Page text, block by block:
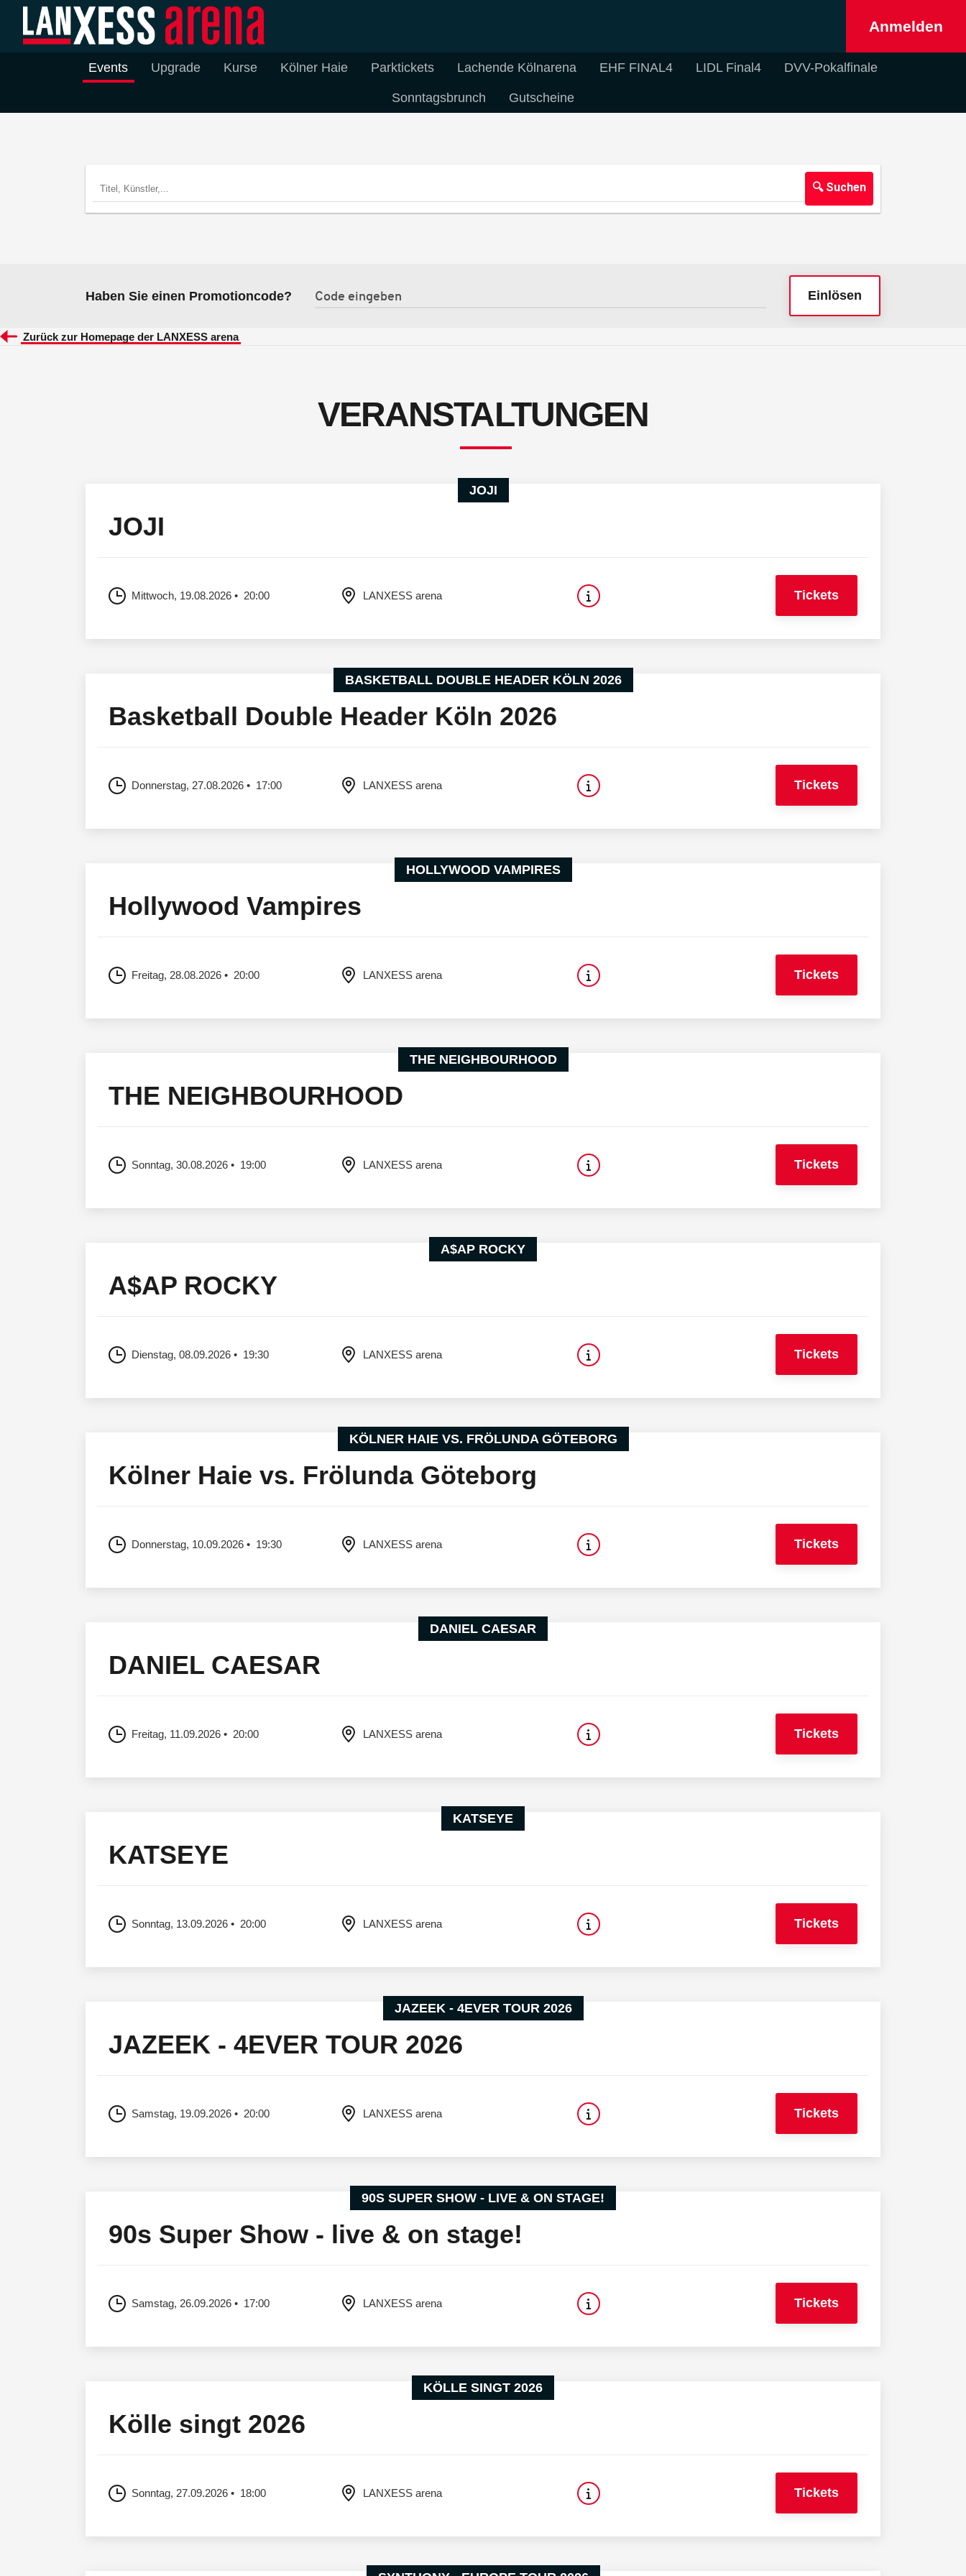
Anmelden
Events Upgrade Kurse Kölner Haie Parktickets Lachende Kölnarena EHF FINAL4 LIDL Final4 DVV-Pokalfinale
Sonntagsbrunch Gutscheine
🔍 Suchen
Haben Sie einen Promotioncode? Einlösen
Zurück zur Homepage der LANXESS arena
VERANSTALTUNGEN
JOJI
JOJI
Mittwoch, 19.08.2026 20:00 LANXESS arena Tickets
BASKETBALL DOUBLE HEADER KÖLN 2026
Basketball Double Header Köln 2026
Donnerstag, 27.08.2026 17:00 LANXESS arena Tickets
HOLLYWOOD VAMPIRES
Hollywood Vampires
Freitag, 28.08.2026 20:00 LANXESS arena Tickets
THE NEIGHBOURHOOD
THE NEIGHBOURHOOD
Sonntag, 30.08.2026 19:00 LANXESS arena Tickets
A$AP ROCKY
A$AP ROCKY
Dienstag, 08.09.2026 19:30 LANXESS arena Tickets
KÖLNER HAIE VS. FRÖLUNDA GÖTEBORG
Kölner Haie vs. Frölunda Göteborg
Donnerstag, 10.09.2026 19:30 LANXESS arena Tickets
DANIEL CAESAR
DANIEL CAESAR
Freitag, 11.09.2026 20:00 LANXESS arena Tickets
KATSEYE
KATSEYE
Sonntag, 13.09.2026 20:00 LANXESS arena Tickets
JAZEEK - 4EVER TOUR 2026
JAZEEK - 4EVER TOUR 2026
Samstag, 19.09.2026 20:00 LANXESS arena Tickets
90S SUPER SHOW - LIVE & ON STAGE!
90s Super Show - live & on stage!
Samstag, 26.09.2026 17:00 LANXESS arena Tickets
KÖLLE SINGT 2026
Kölle singt 2026
Sonntag, 27.09.2026 18:00 LANXESS arena Tickets